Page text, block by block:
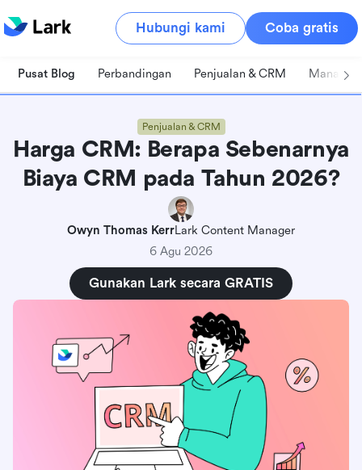
Hubungi kami Coba gratis
Pusat Blog Perbandingan Penjualan & CRM
Penjualan & CRM
Harga CRM: Berapa Sebenarnya
Biaya CRM pada Tahun 2026?
Owyn Thomas KerrLark Content Manager
6 Agu 2026
Gunakan Lark secara GRATIS